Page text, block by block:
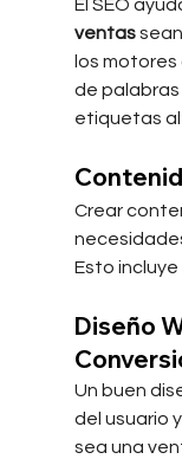
El SEO
ventas
los
de
etiquetas
Crear
Esto
Diseño
Un buen
del usuario
sea una